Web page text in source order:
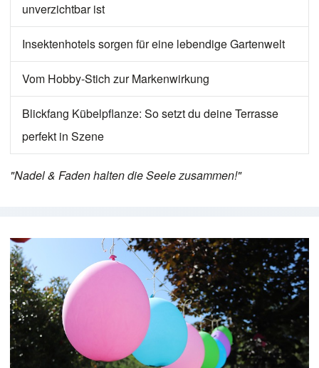
unverzichtbar ist
Insektenhotels sorgen für eine lebendige Gartenwelt
Vom Hobby-Stich zur Markenwirkung
Blickfang Kübelpflanze: So setzt du deine Terrasse
perfekt in Szene
"Nadel & Faden halten die Seele zusammen!"